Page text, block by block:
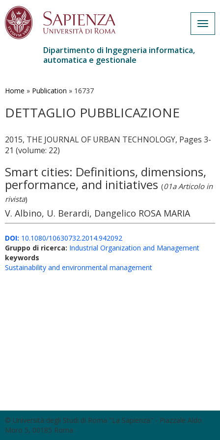
contenuto
Dipartimento di Ingegneria informatica,
automatica e gestionale
Home » Publication » 16737
DETTAGLIO PUBBLICAZIONE
2015, THE JOURNAL OF URBAN TECHNOLOGY, Pages 3-
21 (volume: 22)
Smart cities: Definitions, dimensions,
performance, and initiatives (01a Articolo in
rivista)
V. Albino, U. Berardi, Dangelico ROSA MARIA
DOI: 10.1080/10630732.2014.942092
Gruppo di ricerca: Industrial Organization and Management
keywords
Sustainability and environmental management
© Università degli Studi di Roma "La Sapienza" - Piazzale Aldo
Moro 5, 00185 Roma